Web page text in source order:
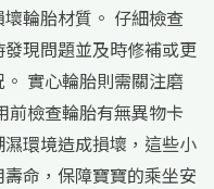
輪胎材質。 仔細檢查
現問題並及時修補或更
實心輪胎則需關注磨
前檢查輪胎有無異物卡
環境造成損壞，這些小
命，保障寶寶的乘坐安